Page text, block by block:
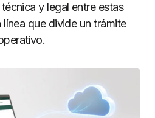
y legal entre estas
que divide un trámite